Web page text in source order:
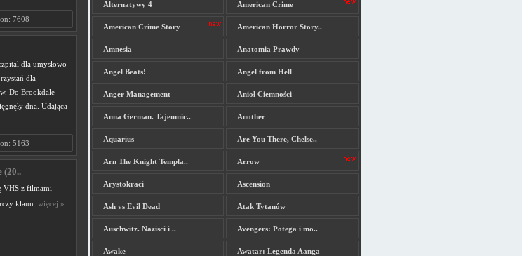
7608
dla umysłowo
dla
Do Brookdale
dna. Udająca
5163
(20..
VHS z filmami
klaun. więcej »
Alternatywy 4 American Crime
American Crime Story American Horror Story..
Amnesia Anatomia Prawdy
Angel Beats! Angel from Hell
Anger Management Anioł Ciemności
Anna German. Tajemnic.. Another
Aquarius Are You There, Chelse..
Arn The Knight Templa.. Arrow
Arystokraci Ascension
Ash vs Evil Dead Atak Tytanów
Auschwitz. Nazisci i .. Avengers: Potega i mo..
Awake Awatar: Legenda Aanga